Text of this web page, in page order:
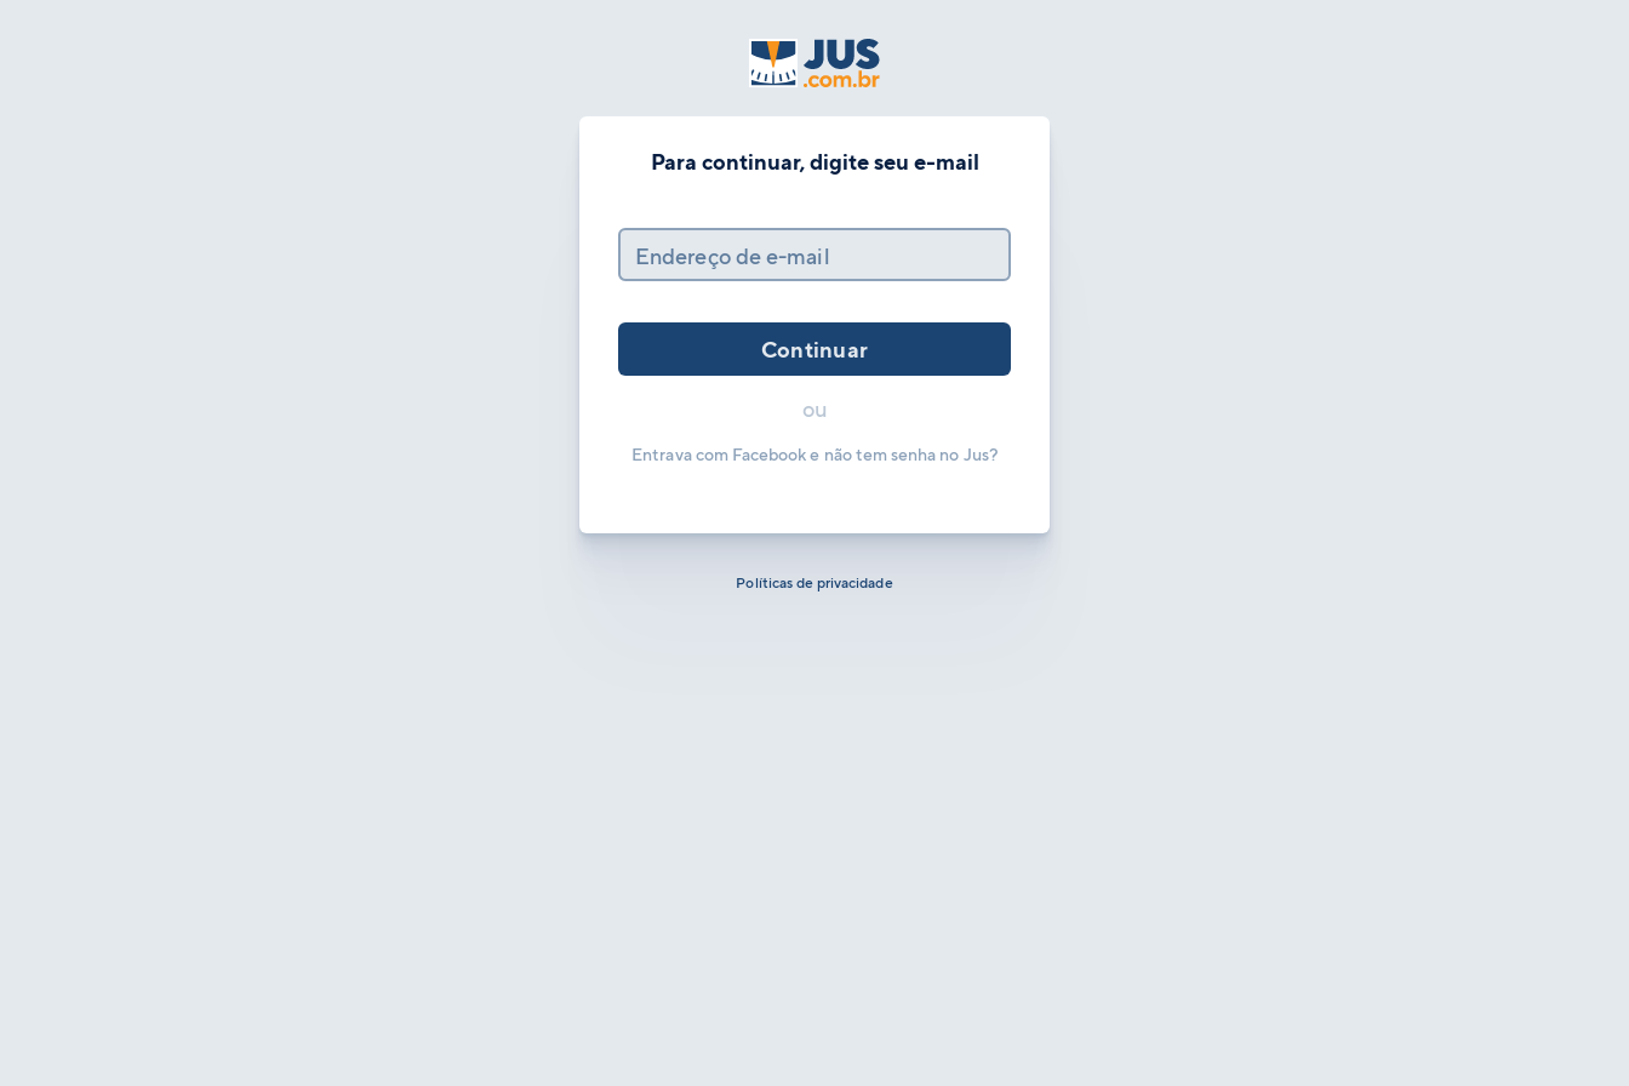
Para continuar, digite seu e-mail
Endereço de e-mail
Continuar
ou
Entrava com Facebook e não tem senha no Jus?
Políticas de privacidade